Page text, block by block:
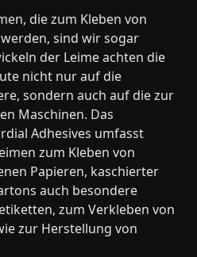
die zum Kleben von
sind wir sogar
der Leime achten die
nicht nur auf die
sondern auch auf die zur
Maschinen. Das
Adhesives umfasst
zum Kleben von
Papieren, kaschierter
auch besondere
zum Verkleben von
zur Herstellung von